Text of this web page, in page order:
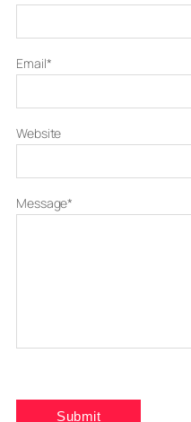
Message*
Email*
Website